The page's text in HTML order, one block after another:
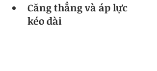
Căng thẳng và áp lực
kéo dài